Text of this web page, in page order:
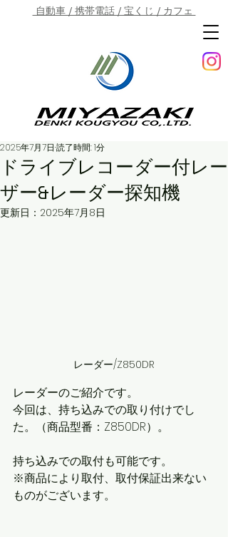
自動車 / 携帯電話 / 宝くじ / カフェ
ドライブレコーダー付レー
ザー&レーダー探知機
2025年7月7日 読了時間: 1分
更新日： 2025年7月8日
レーダー/Z850DR
レーダーのご紹介です。
今回は、持ち込みでの取り付けでし
た。（商品型番：Z850DR）。
持ち込みでの取付も可能です。
※商品により取付、取付保証出来ない
ものがございます。